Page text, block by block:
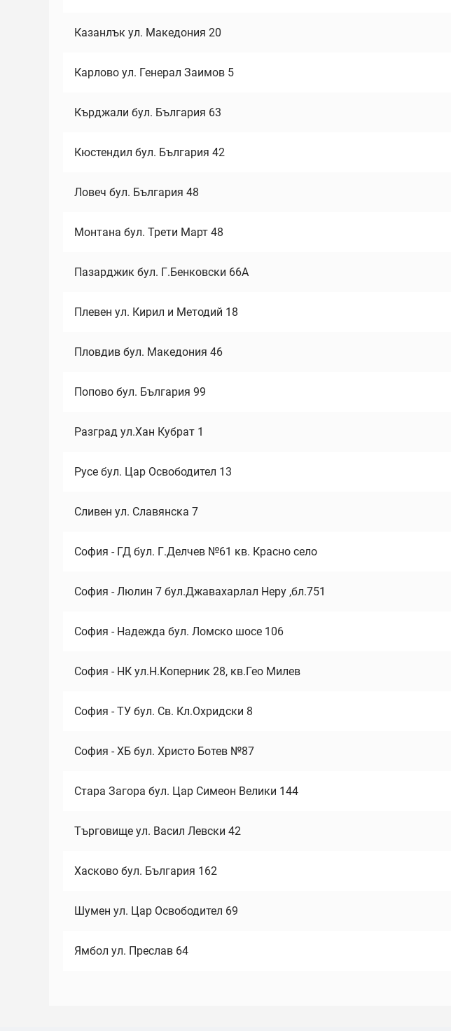
Казанлък ул. Македония 20
Карлово ул. Генерал Заимов 5
Кърджали бул. България 63
Кюстендил бул. България 42
Ловеч бул. България 48
Монтана бул. Трети Март 48
Пазарджик бул. Г.Бенковски 66А
Плевен ул. Кирил и Методий 18
Пловдив бул. Македония 46
Попово бул. България 99
Разград ул.Хан Кубрат 1
Русе бул. Цар Освободител 13
Сливен ул. Славянска 7
София - ГД бул. Г.Делчев №61 кв. Красно село
София - Люлин 7 бул.Джавахарлал Неру ,бл.751
София - Надежда бул. Ломско шосе 106
София - НК ул.Н.Коперник 28, кв.Гео Милев
София - ТУ бул. Св. Кл.Охридски 8
София - ХБ бул. Христо Ботев №87
Стара Загора бул. Цар Симеон Велики 144
Търговище ул. Васил Левски 42
Хасково бул. България 162
Шумен ул. Цар Освободител 69
Ямбол ул. Преслав 64